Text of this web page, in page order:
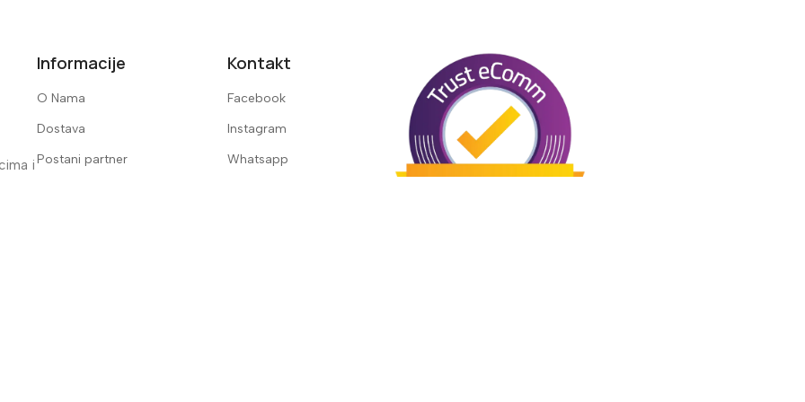
i
Informacije
O Nama
Dostava
Postani partner
Kontakt
Facebook
Instagram
Whatsapp